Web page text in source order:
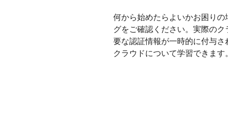
何から始めたらよいかお困り
グをご確認ください。実際の
要な認証情報が一時的に付与
クラウドについて学習できます。